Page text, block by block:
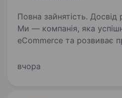
Повна зайнятість. Досвід
Ми — компанія, яка
eCommerce та розвиває
зростає кількість
вчора